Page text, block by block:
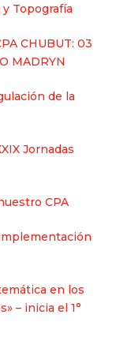
Topografía
CHUBUT: 03
MADRYN
de la
Jornadas
CPA
en los
– inicia el 1°